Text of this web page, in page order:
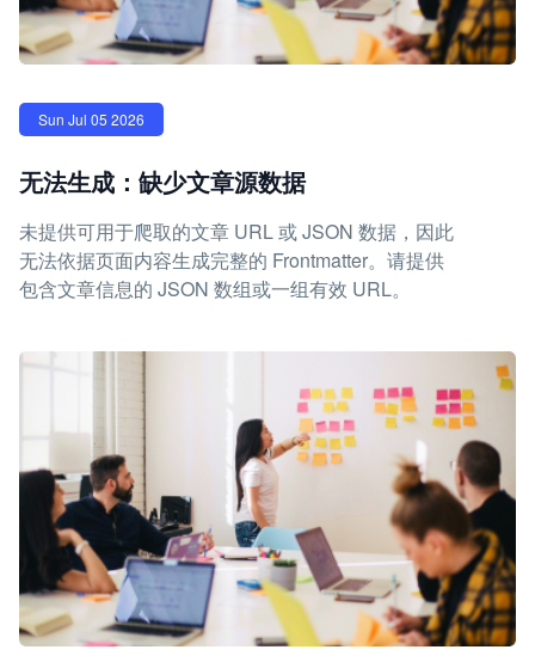
Sun Jul 05 2026
无法生成：缺少文章源数据
未提供可用于爬取的文章 URL 或 JSON 数据，因此
无法依据页面内容生成完整的 Frontmatter。请提供
包含文章信息的 JSON 数组或一组有效 URL。